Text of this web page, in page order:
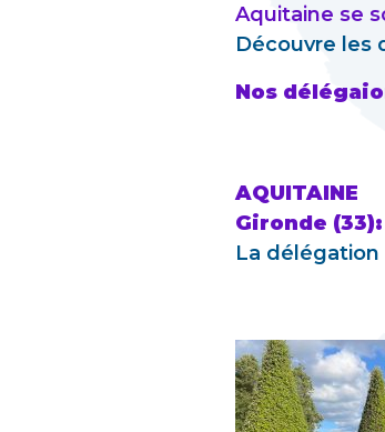
Aquitaine se
Découvre les
Nos
AQUITAINE
Gironde (33):
La délégation